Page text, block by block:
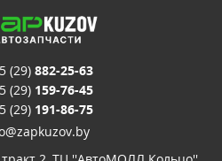
(29) 882-25-63
(29) 159-76-45
(29) 191-86-75